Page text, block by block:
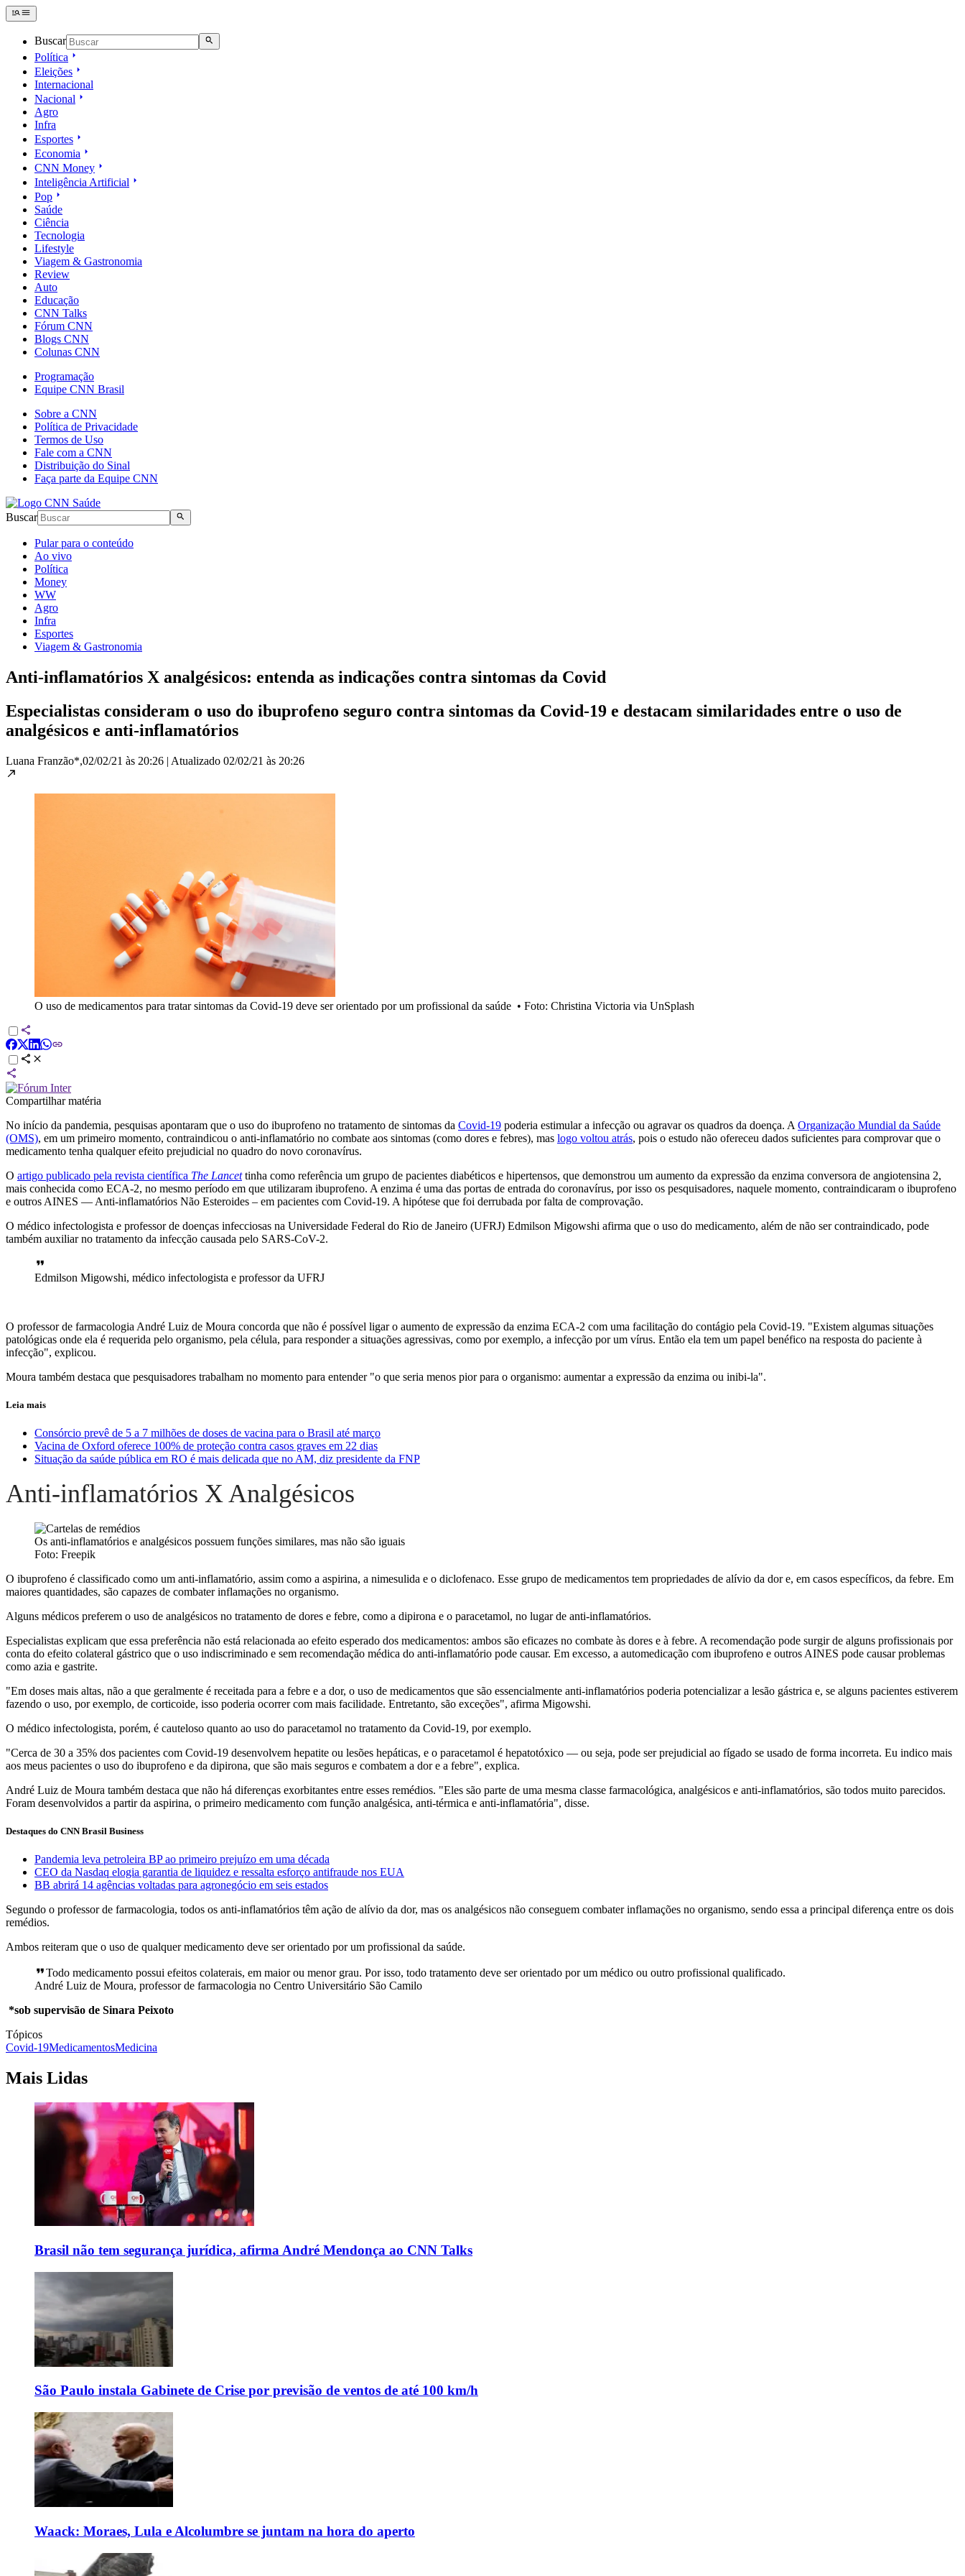
Buscar
Política
Eleições
Internacional
Nacional
Agro
Infra
Esportes
Economia
CNN Money
Inteligência Artificial
Pop
Saúde
Ciência
Tecnologia
Lifestyle
Viagem & Gastronomia
Review
Auto
Educação
CNN Talks
Fórum CNN
Blogs CNN
Colunas CNN
Programação
Equipe CNN Brasil
Sobre a CNN
Política de Privacidade
Termos de Uso
Fale com a CNN
Distribuição do Sinal
Faça parte da Equipe CNN
Buscar
Pular para o conteúdo
Ao vivo
Política
Money
WW
Agro
Infra
Esportes
Viagem & Gastronomia
Anti-inflamatórios X analgésicos: entenda as indicações contra sintomas da Covid
Especialistas consideram o uso do ibuprofeno seguro contra sintomas da Covid-19 e destacam similaridades entre o uso de
analgésicos e anti-inflamatórios
Luana Franzão*,02/02/21 às 20:26 | Atualizado 02/02/21 às 20:26
O uso de medicamentos para tratar sintomas da Covid-19 deve ser orientado por um profissional da saúde • Foto: Christina Victoria via UnSplash
Compartilhar matéria
No início da pandemia, pesquisas apontaram que o uso do ibuprofeno no tratamento de sintomas da Covid-19 poderia estimular a infecção ou agravar os quadros da doença. A Organização Mundial da Saúde
(OMS), em um primeiro momento, contraindicou o anti-inflamatório no combate aos sintomas (como dores e febres), mas logo voltou atrás, pois o estudo não ofereceu dados suficientes para comprovar que o
medicamento tenha qualquer efeito prejudicial no quadro do novo coronavírus.
O artigo publicado pela revista científica The Lancet tinha como referência um grupo de pacientes diabéticos e hipertensos, que demonstrou um aumento da expressão da enzima conversora de angiotensina 2,
mais conhecida como ECA-2, no mesmo período em que utilizaram ibuprofeno. A enzima é uma das portas de entrada do coronavírus, por isso os pesquisadores, naquele momento, contraindicaram o ibuprofeno
e outros AINES — Anti-inflamatórios Não Esteroides – em pacientes com Covid-19. A hipótese que foi derrubada por falta de comprovação.
O médico infectologista e professor de doenças infecciosas na Universidade Federal do Rio de Janeiro (UFRJ) Edmilson Migowshi afirma que o uso do medicamento, além de não ser contraindicado, pode
também auxiliar no tratamento da infecção causada pelo SARS-CoV-2.
Edmilson Migowshi, médico infectologista e professor da UFRJ
O professor de farmacologia André Luiz de Moura concorda que não é possível ligar o aumento de expressão da enzima ECA-2 com uma facilitação do contágio pela Covid-19. "Existem algumas situações
patológicas onde ela é requerida pelo organismo, pela célula, para responder a situações agressivas, como por exemplo, a infecção por um vírus. Então ela tem um papel benéfico na resposta do paciente à
infecção", explicou.
Moura também destaca que pesquisadores trabalham no momento para entender "o que seria menos pior para o organismo: aumentar a expressão da enzima ou inibi-la".
Leia mais
Consórcio prevê de 5 a 7 milhões de doses de vacina para o Brasil até março
Vacina de Oxford oferece 100% de proteção contra casos graves em 22 dias
Situação da saúde pública em RO é mais delicada que no AM, diz presidente da FNP
Anti-inflamatórios X Analgésicos
Os anti-inflamatórios e analgésicos possuem funções similares, mas não são iguais
Foto: Freepik
O ibuprofeno é classificado como um anti-inflamatório, assim como a aspirina, a nimesulida e o diclofenaco. Esse grupo de medicamentos tem propriedades de alívio da dor e, em casos específicos, da febre. Em
maiores quantidades, são capazes de combater inflamações no organismo.
Alguns médicos preferem o uso de analgésicos no tratamento de dores e febre, como a dipirona e o paracetamol, no lugar de anti-inflamatórios.
Especialistas explicam que essa preferência não está relacionada ao efeito esperado dos medicamentos: ambos são eficazes no combate às dores e à febre. A recomendação pode surgir de alguns profissionais por
conta do efeito colateral gástrico que o uso indiscriminado e sem recomendação médica do anti-inflamatório pode causar. Em excesso, a automedicação com ibuprofeno e outros AINES pode causar problemas
como azia e gastrite.
"Em doses mais altas, não a que geralmente é receitada para a febre e a dor, o uso de medicamentos que são essencialmente anti-inflamatórios poderia potencializar a lesão gástrica e, se alguns pacientes estiverem
fazendo o uso, por exemplo, de corticoide, isso poderia ocorrer com mais facilidade. Entretanto, são exceções", afirma Migowshi.
O médico infectologista, porém, é cauteloso quanto ao uso do paracetamol no tratamento da Covid-19, por exemplo.
"Cerca de 30 a 35% dos pacientes com Covid-19 desenvolvem hepatite ou lesões hepáticas, e o paracetamol é hepatotóxico — ou seja, pode ser prejudicial ao fígado se usado de forma incorreta. Eu indico mais
aos meus pacientes o uso do ibuprofeno e da dipirona, que são mais seguros e combatem a dor e a febre", explica.
André Luiz de Moura também destaca que não há diferenças exorbitantes entre esses remédios. "Eles são parte de uma mesma classe farmacológica, analgésicos e anti-inflamatórios, são todos muito parecidos.
Foram desenvolvidos a partir da aspirina, o primeiro medicamento com função analgésica, anti-térmica e anti-inflamatória", disse.
Destaques do CNN Brasil Business
Pandemia leva petroleira BP ao primeiro prejuízo em uma década
CEO da Nasdaq elogia garantia de liquidez e ressalta esforço antifraude nos EUA
BB abrirá 14 agências voltadas para agronegócio em seis estados
Segundo o professor de farmacologia, todos os anti-inflamatórios têm ação de alívio da dor, mas os analgésicos não conseguem combater inflamações no organismo, sendo essa a principal diferença entre os dois
remédios.
Ambos reiteram que o uso de qualquer medicamento deve ser orientado por um profissional da saúde.
Todo medicamento possui efeitos colaterais, em maior ou menor grau. Por isso, todo tratamento deve ser orientado por um médico ou outro profissional qualificado.
André Luiz de Moura, professor de farmacologia no Centro Universitário São Camilo
*sob supervisão de Sinara Peixoto
Tópicos
Covid-19MedicamentosMedicina
Mais Lidas
Brasil não tem segurança jurídica, afirma André Mendonça ao CNN Talks
São Paulo instala Gabinete de Crise por previsão de ventos de até 100 km/h
Waack: Moraes, Lula e Alcolumbre se juntam na hora do aperto